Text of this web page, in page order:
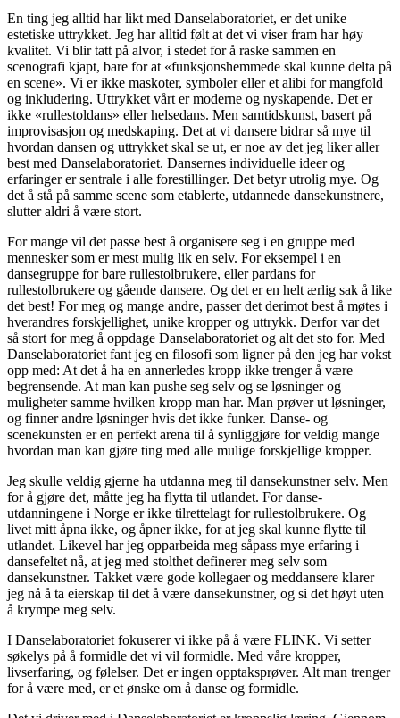
En ting jeg alltid har likt med Danse­laboratoriet, er det unike
estetiske uttrykket. Jeg har alltid følt at det vi viser fram har høy
kvalitet. Vi blir tatt på alvor, i stedet for å raske sammen en
scenografi kjapt, bare for at «funksjonshemmede skal kunne delta på
en scene». Vi er ikke maskoter, symboler eller et alibi for mangfold
og inkludering. Uttrykket vårt er moderne og nyskapende. Det er
ikke «rullestoldans» eller helsedans. Men samtidskunst, basert på
improvisasjon og medskaping. Det at vi dansere bidrar så mye til
hvordan dansen og uttrykket skal se ut, er noe av det jeg liker aller
best med Danselaboratoriet. Dansernes individuelle ideer og
erfaringer er sentrale i alle forestillinger. Det betyr utrolig mye. Og
det å stå på samme scene som etablerte, utdannede dansekunstnere,
slutter aldri å være stort.
For mange vil det passe best å organisere seg i en gruppe med
mennesker som er mest mulig lik en selv. For eksempel i en
dansegruppe for bare rullestolbrukere, eller pardans for
rullestolbrukere og gående dansere. Og det er en helt ærlig sak å like
det best! For meg og mange andre, passer det derimot best å møtes i
hverandres forskjellighet, unike kropper og uttrykk. Derfor var det
så stort for meg å oppdage Danselaboratoriet og alt det sto for. Med
Danselaboratoriet fant jeg en filosofi som ligner på den jeg har vokst
opp med: At det å ha en annerledes kropp ikke trenger å være
begrensende. At man kan pushe seg selv og se løsninger og
muligheter samme hvilken kropp man har. Man prøver ut løsninger,
og finner andre løsninger hvis det ikke funker. Danse- og
scenekunsten er en perfekt arena til å synliggjøre for veldig mange
hvordan man kan gjøre ting med alle mulige forskjellige kropper.
Jeg skulle veldig gjerne ha utdanna meg til dansekunstner selv. Men
for å gjøre det, måtte jeg ha flytta til utlandet. For danse­
utdanningene i Norge er ikke tilrettelagt for rullestolbrukere. Og
livet mitt åpna ikke, og åpner ikke, for at jeg skal kunne flytte til
utlandet. Likevel har jeg opparbeida meg såpass mye erfaring i
danse­f­eltet nå, at jeg med stolthet definerer meg selv som
dansekunstner. Takket være gode kollegaer og meddansere klarer
jeg nå å ta eierskap til det å være dansekunstner, og si det høyt uten
å krympe meg selv.
I Danselaboratoriet fokuserer vi ikke på å være FLINK. Vi setter
søkelys på å formidle det vi vil formidle. Med våre kropper,
livserfaring, og følelser. Det er ingen opptaksprøver. Alt man trenger
for å være med, er et ønske om å danse og formidle.